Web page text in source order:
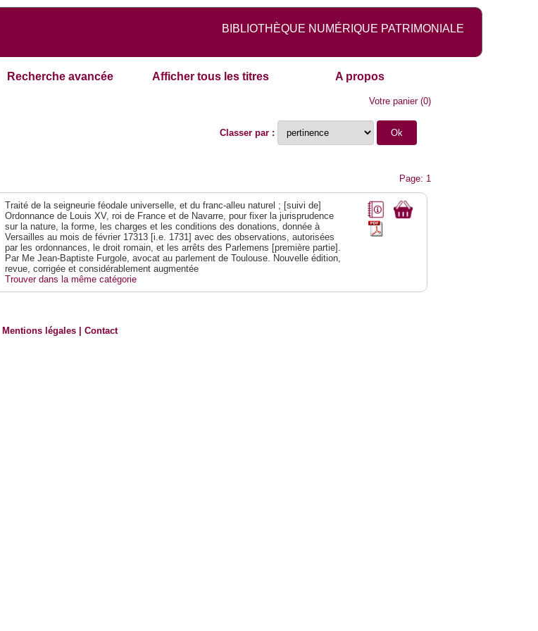
BIBLIOTHÈQUE NUMÉRIQUE PATRIMONIALE
Recherche avancée Afficher tous les titres A propos
Votre panier(0)
Classer par :
Page: 1
Traité de la seigneurie féodale universelle, et du franc-alleu naturel ; [suivi de]
Ordonnance de Louis XV, roi de France et de Navarre, pour fixer la jurisprudence
sur la nature, la forme, les charges et les conditions des donations, donnée à
Versailles au mois de février 17313 [i.e. 1731] avec des observations, autorisées
par les ordonnances, le droit romain, et les arrêts des Parlemens [première partie].
Par Me Jean-Baptiste Furgole, avocat au parlement de Toulouse. Nouvelle édition,
revue, corrigée et considérablement augmentée
Trouver dans la même catégorie
Mentions légales |Contact